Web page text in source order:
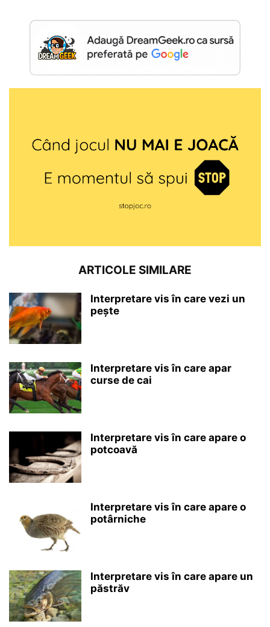
ARTICOLE SIMILARE
Interpretare vis în care vezi un
pește
Interpretare vis în care apar
curse de cai
Interpretare vis în care apare o
potcoavă
Interpretare vis în care apare o
potârniche
Interpretare vis în care apare un
păstrăv